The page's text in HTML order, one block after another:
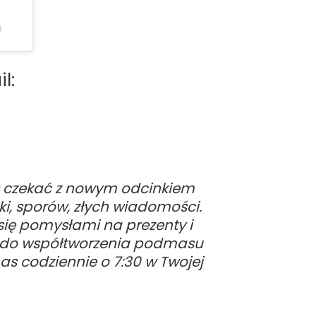
z nowym odcinkiem
sporów, złych wiadomości.
pomysłami na prezenty i
współtworzenia podmasu
codziennie o 7:30 w Twojej